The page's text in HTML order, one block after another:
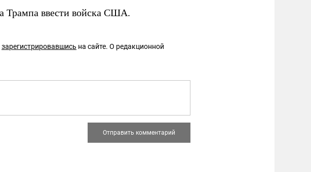
Трампа ввести войска США.
зарегистрировавшись на сайте. О редакционной